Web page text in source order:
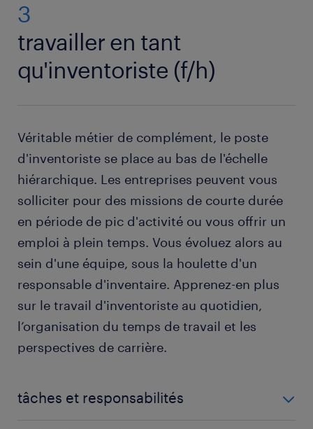
3
travailler en tant
qu'inventoriste (f/h)
Véritable métier de complément, le poste
d'inventoriste se place au bas de l'échelle
hiérarchique. Les entreprises peuvent vous
solliciter pour des missions de courte durée
en période de pic d'activité ou vous offrir un
emploi à plein temps. Vous évoluez alors au
sein d'une équipe, sous la houlette d'un
responsable d'inventaire. Apprenez-en plus
sur le travail d'inventoriste au quotidien,
l’organisation du temps de travail et les
perspectives de carrière.
tâches et responsabilités